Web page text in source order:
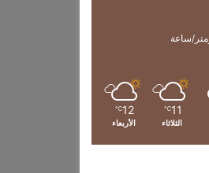
11
℃
الثلاثاء
12
℃
الأربعاء